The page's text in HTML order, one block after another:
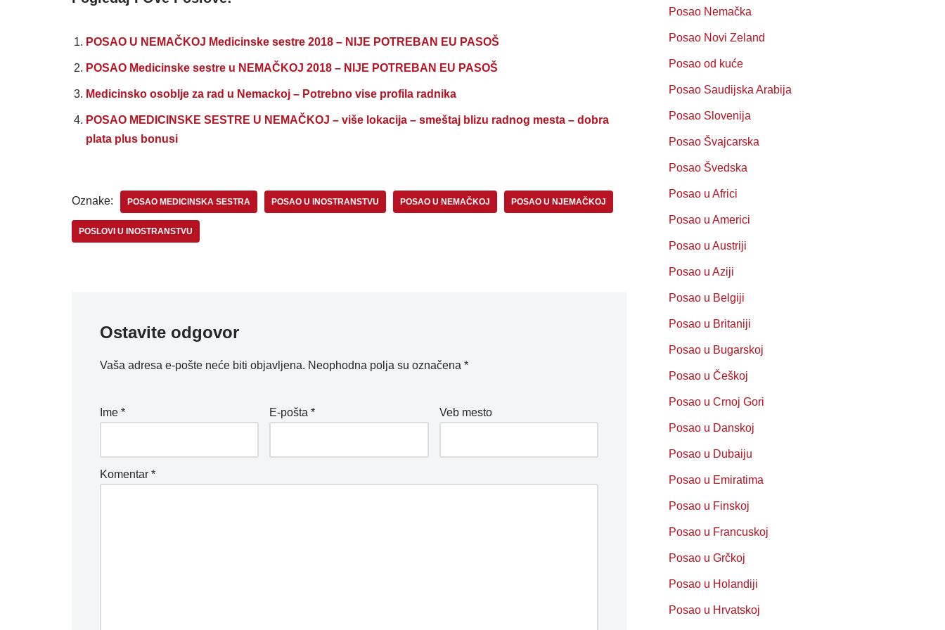
POSAO U NEMAČKOJ Medicinske sestre 2018 – NIJE POTREBAN EU PASOŠ
POSAO Medicinske sestre u NEMAČKOJ 2018 – NIJE POTREBAN EU PASOŠ
Medicinsko osoblje za rad u Nemackoj – Potrebno vise profila radnika
POSAO MEDICINSKE SESTRE U NEMAČKOJ – više lokacija – smeštaj blizu radnog mesta – dobra
plata plus bonusi
Oznake: POSAO MEDICINSKA SESTRA POSAO U INOSTRANSTVU POSAO U NEMAČKOJ POSAO U NJEMAČKOJ
POSLOVI U INOSTRANSTVU
Ostavite odgovor
Vaša adresa e-pošte neće biti objavljena. Neophodna polja su označena *
Ime * E-pošta* Veb mesto
Komentar *
Posao Nemačka
Posao Novi Zeland
Posao od kuće
Posao Saudijska Arabija
Posao Slovenija
Posao Švajcarska
Posao Švedska
Posao u Africi
Posao u Americi
Posao u Austriji
Posao u Aziji
Posao u Belgiji
Posao u Britaniji
Posao u Bugarskoj
Posao u Češkoj
Posao u Crnoj Gori
Posao u Danskoj
Posao u Dubaiju
Posao u Emiratima
Posao u Finskoj
Posao u Francuskoj
Posao u Grčkoj
Posao u Holandiji
Posao u Hrvatskoj